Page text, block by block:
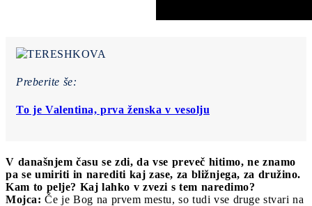
Preberite še:
To je Valentina, prva ženska v vesolju
V današnjem času se zdi, da vse preveč hitimo, ne znamo
pa se umiriti in narediti kaj zase, za bližnjega, za družino.
Kam to pelje? Kaj lahko v zvezi s tem naredimo?
Mojca: Če je Bog na prvem mestu, so tudi vse druge stvari na